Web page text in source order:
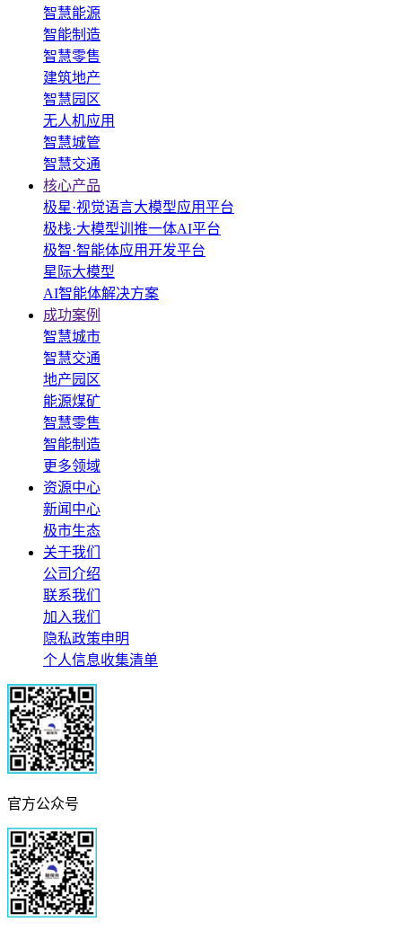
智慧能源
智能制造
智慧零售
建筑地产
智慧园区
无人机应用
智慧城管
智慧交通
核心产品
极星·视觉语言大模型应用平台
极栈·大模型训推一体AI平台
极智·智能体应用开发平台
星际大模型
AI智能体解决方案
成功案例
智慧城市
智慧交通
地产园区
能源煤矿
智慧零售
智能制造
更多领域
资源中心
新闻中心
极市生态
关于我们
公司介绍
联系我们
加入我们
隐私政策申明
个人信息收集清单
官方公众号